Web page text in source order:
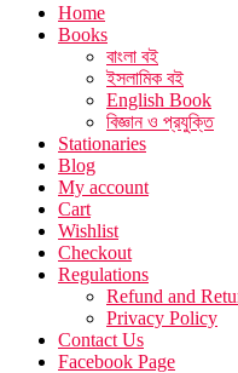
Home
Books
বাংলা বই
ইসলামিক বই
English Book
বিজ্ঞান ও প্রযুক্তি
Stationaries
Blog
My account
Cart
Wishlist
Checkout
Regulations
Refund and
Privacy Policy
Contact Us
Facebook Page